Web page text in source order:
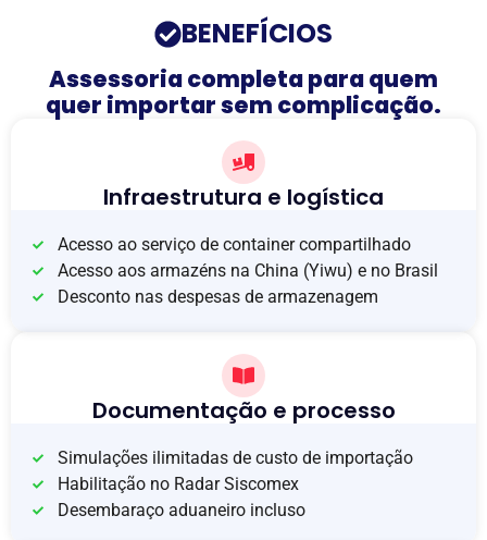
BENEFÍCIOS
Assessoria completa para quem
quer importar sem complicação.
Infraestrutura e logística
Acesso ao serviço de container compartilhado
Acesso aos armazéns na China (Yiwu) e no Brasil
Desconto nas despesas de armazenagem
Documentação e processo
Simulações ilimitadas de custo de importação
Habilitação no Radar Siscomex
Desembaraço aduaneiro incluso